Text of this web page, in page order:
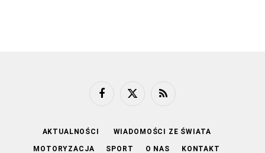
FacebookX
RSS
AKTUALNOŚCI WIADOMOŚCI ZE ŚWIATA
MOTORYZACJA SPORT O NAS KONTAKT